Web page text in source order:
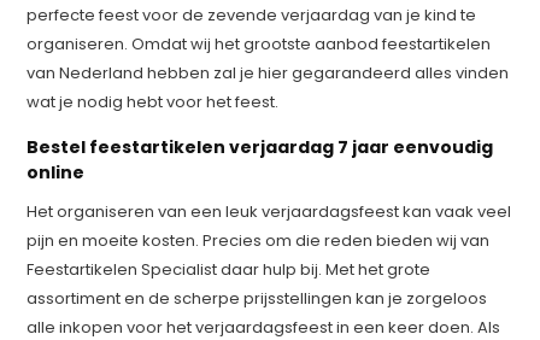
perfecte feest voor de zevende verjaardag van je kind te
organiseren. Omdat wij het grootste aanbod feestartikelen
van Nederland hebben zal je hier gegarandeerd alles vinden
wat je nodig hebt voor het feest.
Bestel feestartikelen verjaardag 7 jaar eenvoudig
online
Het organiseren van een leuk verjaardagsfeest kan vaak veel
pijn en moeite kosten. Precies om die reden bieden wij van
Feestartikelen Specialist daar hulp bij. Met het grote
assortiment en de scherpe prijsstellingen kan je zorgeloos
alle inkopen voor het verjaardagsfeest in een keer doen. Als